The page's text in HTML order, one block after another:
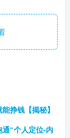
挣钱【揭秘】
“个人定位-内